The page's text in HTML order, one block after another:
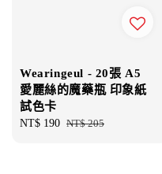
Wearingeul - 20張 A5
愛麗絲的魔藥瓶 印象紙
試色卡
Sale
NT$ 190 Regular
NT$ 205